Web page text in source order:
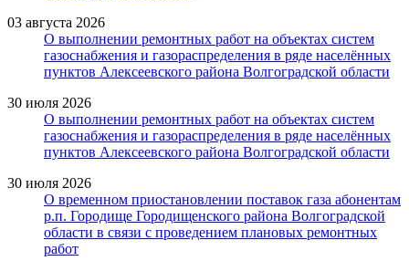
03 августа 2026
О выполнении ремонтных работ на объектах систем
газоснабжения и газораспределения в ряде населённых
пунктов Алексеевского района Волгоградской области
30 июля 2026
О выполнении ремонтных работ на объектах систем
газоснабжения и газораспределения в ряде населённых
пунктов Алексеевского района Волгоградской области
30 июля 2026
О временном приостановлении поставок газа абонентам
р.п. Городище Городищенского района Волгоградской
области в связи с проведением плановых ремонтных
работ